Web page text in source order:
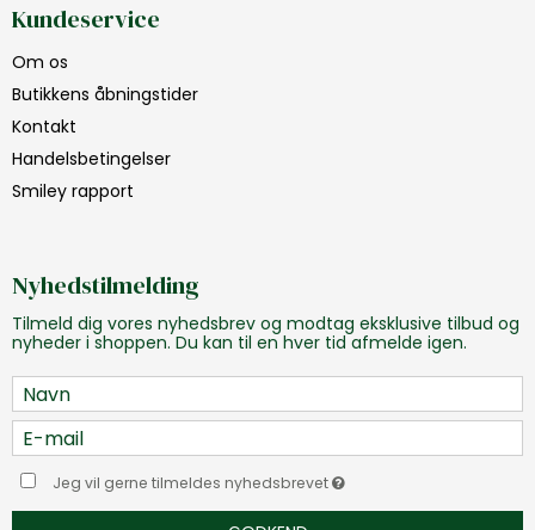
Kundeservice
Om os
Butikkens åbningstider
Kontakt
Handelsbetingelser
Smiley rapport
Nyhedstilmelding
Tilmeld dig vores nyhedsbrev og modtag eksklusive tilbud og
nyheder i shoppen. Du kan til en hver tid afmelde igen.
Jeg vil gerne tilmeldes nyhedsbrevet